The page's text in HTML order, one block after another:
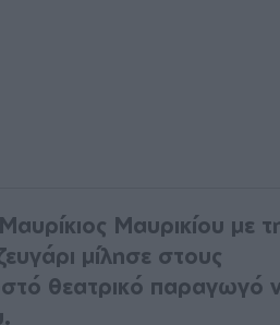
Μαυρικίου με
μίλησε στους
θεατρικό παραγωγό